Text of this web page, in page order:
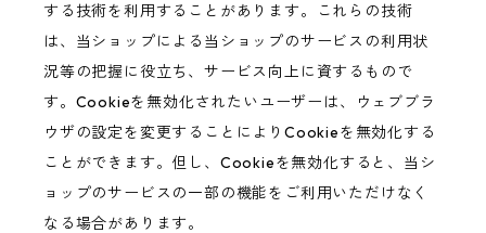
する技術を利用することがあります。これらの技術
は、当ショップによる当ショップのサービスの利用状
況等の把握に役立ち、サービス向上に資するもので
す。Cookieを無効化されたいユーザーは、ウェブブラ
ウザの設定を変更することによりCookieを無効化する
ことができます。但し、Cookieを無効化すると、当シ
ョップのサービスの一部の機能をご利用いただけなく
なる場合があります。